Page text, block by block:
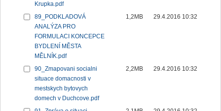
Krupka.pdf
89_PODKLADOVÁ
ANALÝZA PRO
FORMULACI KONCEPCE
BYDLENÍ MĚSTA
MĚLNÍK.pdf
1,2MB 29.4.2016 10:32
90_Zmapovani socialni
situace domacnosti v
mestskych bytovych
domech v Duchcove.pdf
2,2MB 29.4.2016 10:32